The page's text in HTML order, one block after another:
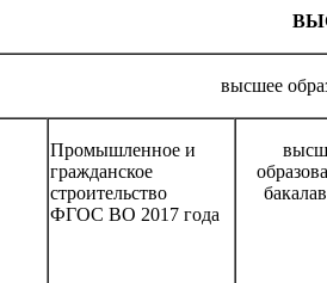
высшее
Промышленное и
гражданское
строительство
ФГОС ВО 2017 года